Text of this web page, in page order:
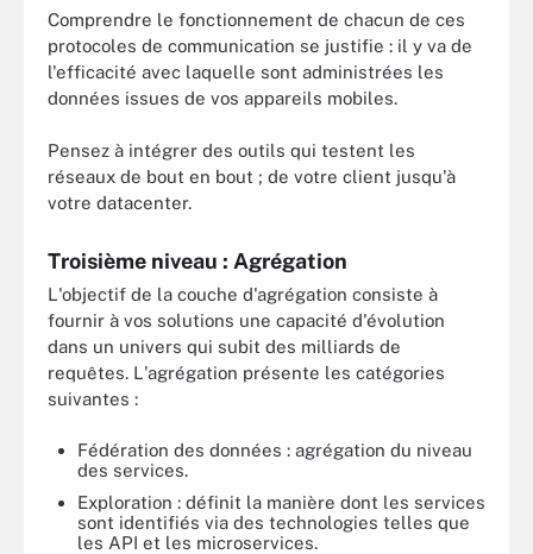
Comprendre le fonctionnement de chacun de ces
protocoles de communication se justifie : il y va de
l'efficacité avec laquelle sont administrées les
données issues de vos appareils mobiles.
Pensez à intégrer des outils qui testent les
réseaux de bout en bout ; de votre client jusqu'à
votre datacenter.
Troisième niveau : Agrégation
L'objectif de la couche d'agrégation consiste à
fournir à vos solutions une capacité d'évolution
dans un univers qui subit des milliards de
requêtes. L'agrégation présente les catégories
suivantes :
Fédération des données : agrégation du niveau
des services.
Exploration : définit la manière dont les services
sont identifiés via des technologies telles que
les API et les microservices.